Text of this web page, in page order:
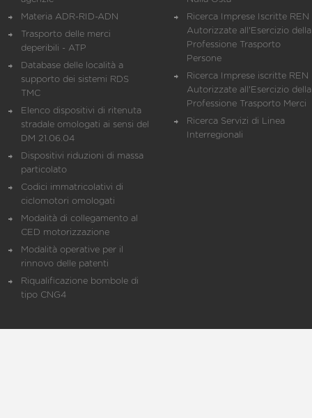
Materia ADR-RID-ADN
Trasporto delle merci
deperibili - ATP
Database delle località a
supporto dei sistemi RDS
TMC
Elenco dispositivi di ritenuta
stradale omologati ai sensi del
DM 21.06.04
Dispositivi riduzioni di massa
particolato
Codici immatricolativi di
ciclomotori omologati
Modalità di collegamento al
CED motorizzazione
Modalità operative per il
rinnovo delle patenti
Riqualificazione bombole di
tipo CNG4
Ricerca Imprese Iscritte REN
Autorizzate all'Esercizio della
Professione Trasporto
Persone
Ricerca Imprese iscritte REN
Autorizzate all'Esercizio della
Professione Trasporto Merci
Ricerca Servizi di Linea
Interregionali